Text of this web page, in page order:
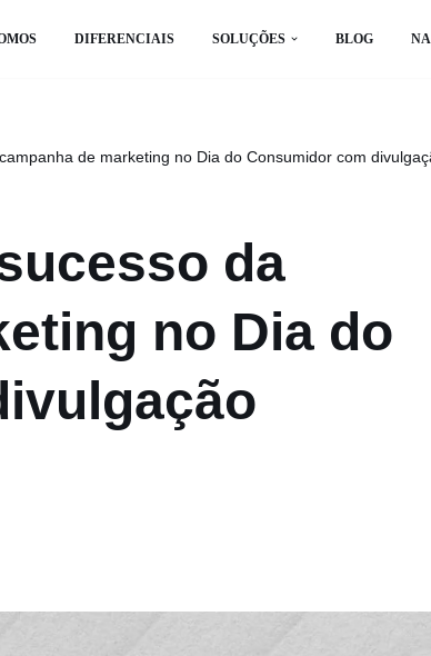
DIFERENCIAIS SOLUÇÕES BLOG
de marketing no Dia do Consumidor com
da
no Dia do